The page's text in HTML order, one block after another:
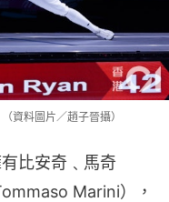
資料圖片／趙子晉攝）
比安奇﹑馬奇
Marini），